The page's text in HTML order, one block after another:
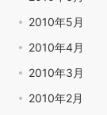
2010年5月
2010年4月
2010年3月
2010年2月